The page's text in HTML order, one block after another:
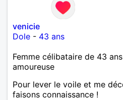
venicie
Dole - 43 ans
Femme célibataire de 43
amoureuse
Pour lever le voile et me
faisons connaissance !